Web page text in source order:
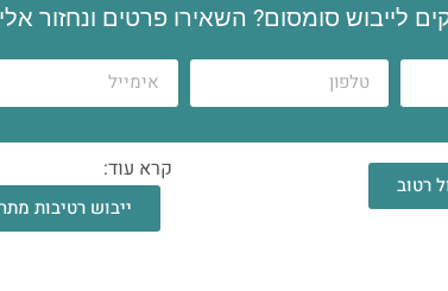
לייבוש סומסום? השאירו פרטים ונחזור
רטוב
קרא עוד:
ייבוש רטיבות